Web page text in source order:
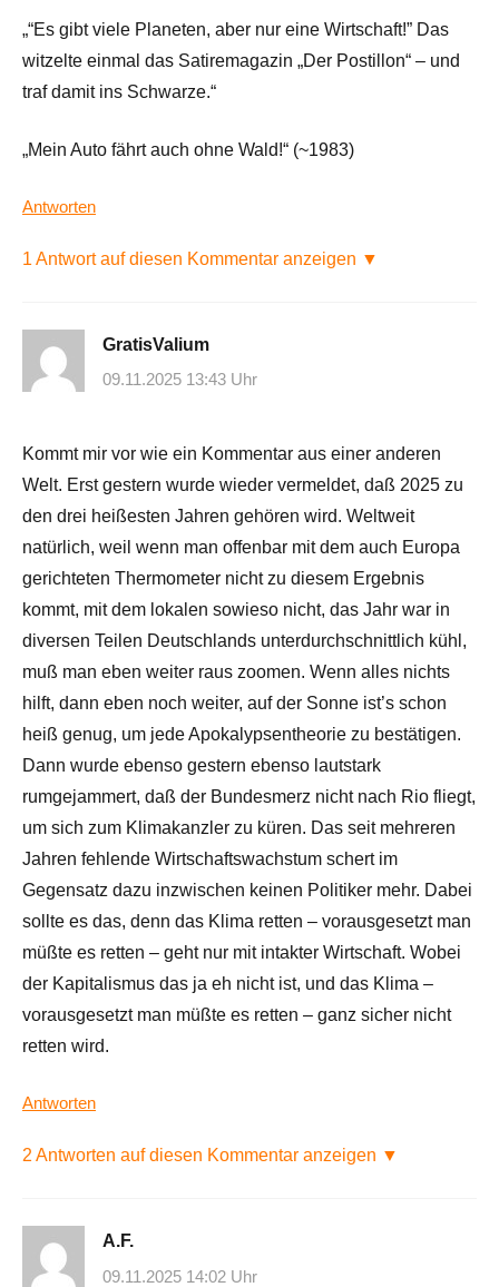
„“Es gibt viele Planeten, aber nur eine Wirtschaft!” Das
witzelte einmal das Satiremagazin „Der Postillon“ – und
traf damit ins Schwarze.“
„Mein Auto fährt auch ohne Wald!“ (~1983)
Antworten
1 Antwort auf diesen Kommentar anzeigen ▼
GratisValium
09.11.2025 13:43 Uhr
Kommt mir vor wie ein Kommentar aus einer anderen
Welt. Erst gestern wurde wieder vermeldet, daß 2025 zu
den drei heißesten Jahren gehören wird. Weltweit
natürlich, weil wenn man offenbar mit dem auch Europa
gerichteten Thermometer nicht zu diesem Ergebnis
kommt, mit dem lokalen sowieso nicht, das Jahr war in
diversen Teilen Deutschlands unterdurchschnittlich kühl,
muß man eben weiter raus zoomen. Wenn alles nichts
hilft, dann eben noch weiter, auf der Sonne ist’s schon
heiß genug, um jede Apokalypsentheorie zu bestätigen.
Dann wurde ebenso gestern ebenso lautstark
rumgejammert, daß der Bundesmerz nicht nach Rio fliegt,
um sich zum Klimakanzler zu küren. Das seit mehreren
Jahren fehlende Wirtschaftswachstum schert im
Gegensatz dazu inzwischen keinen Politiker mehr. Dabei
sollte es das, denn das Klima retten – vorausgesetzt man
müßte es retten – geht nur mit intakter Wirtschaft. Wobei
der Kapitalismus das ja eh nicht ist, und das Klima –
vorausgesetzt man müßte es retten – ganz sicher nicht
retten wird.
Antworten
2 Antworten auf diesen Kommentar anzeigen ▼
A.F.
09.11.2025 14:02 Uhr